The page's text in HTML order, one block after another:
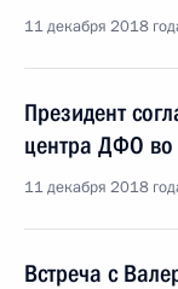
11 декабря 2018
Президент
центра ДФО во
11 декабря 2018
Встреча с